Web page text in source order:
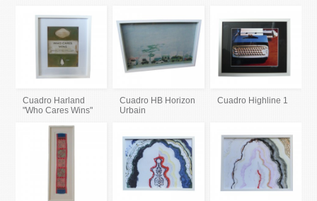
Cuadro Harland
"Who Cares Wins"
Cuadro HB Horizon
Urbain
Cuadro Highline 1